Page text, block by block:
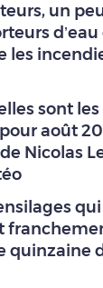
un
d’eau
les
sont les
août
Nicolas
qui
quinzaine